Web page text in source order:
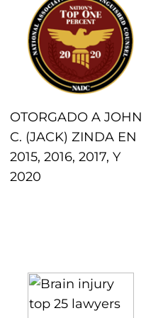
OTORGADO A JOHN
C. (JACK) ZINDA EN
2015, 2016, 2017, Y
2020